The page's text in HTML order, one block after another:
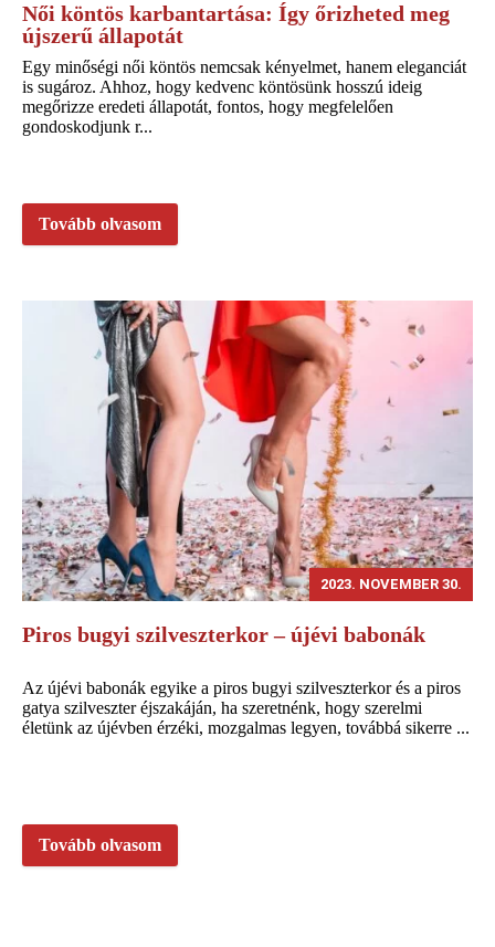
Női köntös karbantartása: Így őrizheted meg
újszerű állapotát
Egy minőségi női köntös nemcsak kényelmet, hanem eleganciát
is sugároz. Ahhoz, hogy kedvenc köntösünk hosszú ideig
megőrizze eredeti állapotát, fontos, hogy megfelelően
gondoskodjunk r...
Tovább olvasom
2023. NOVEMBER 30.
Piros bugyi szilveszterkor – újévi babonák
Az újévi babonák egyike a piros bugyi szilveszterkor és a piros
gatya szilveszter éjszakáján, ha szeretnénk, hogy szerelmi
életünk az újévben érzéki, mozgalmas legyen, továbbá sikerre ...
Tovább olvasom